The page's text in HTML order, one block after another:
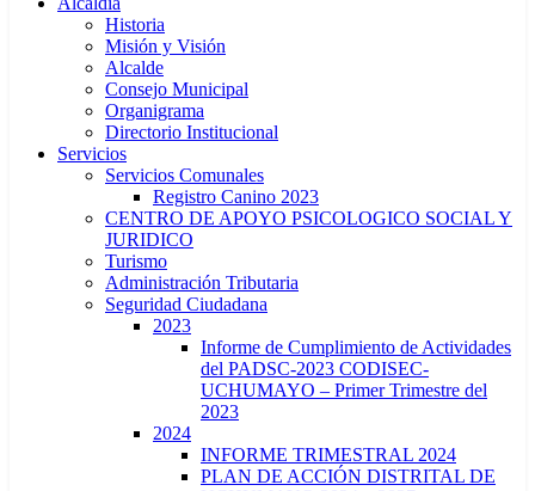
Historia
Misión y Visión
Alcalde
Consejo Municipal
Organigrama
Directorio Institucional
Servicios
Servicios Comunales
Registro Canino 2023
CENTRO DE APOYO PSICOLOGICO SOCIAL Y
JURIDICO
Turismo
Administración Tributaria
Seguridad Ciudadana
2023
Informe de Cumplimiento de Actividades
del PADSC-2023 CODISEC-
UCHUMAYO – Primer Trimestre del
2023
2024
INFORME TRIMESTRAL 2024
PLAN DE ACCIÓN DISTRITAL DE